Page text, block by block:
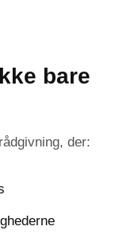
bare
der: